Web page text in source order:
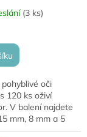
(3 ks)
oči
120 ks oživí
V balení najdete
mm, 8 mm a 5